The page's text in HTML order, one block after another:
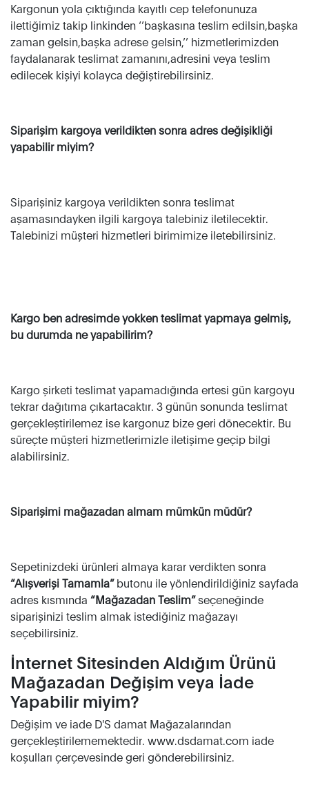
Kargonun yola çıktığında kayıtlı cep telefonunuza
ilettiğimiz takip linkinden ‘’başkasına teslim edilsin,başka
zaman gelsin,başka adrese gelsin,’’ hizmetlerimizden
faydalanarak teslimat zamanını,adresini veya teslim
edilecek kişiyi kolayca değiştirebilirsiniz.
Siparişim kargoya verildikten sonra adres değişikliği
yapabilir miyim?
Siparişiniz kargoya verildikten sonra teslimat
aşamasındayken ilgili kargoya talebiniz iletilecektir.
Talebinizi müşteri hizmetleri birimimize iletebilirsiniz.
Kargo ben adresimde yokken teslimat yapmaya gelmiş,
bu durumda ne yapabilirim?
Kargo şirketi teslimat yapamadığında ertesi gün kargoyu
tekrar dağıtıma çıkartacaktır. 3 günün sonunda teslimat
gerçekleştirilemez ise kargonuz bize geri dönecektir. Bu
süreçte müşteri hizmetlerimizle iletişime geçip bilgi
alabilirsiniz.
Siparişimi mağazadan almam mümkün müdür?
Sepetinizdeki ürünleri almaya karar verdikten sonra
“Alışverişi Tamamla”butonu ile yönlendirildiğiniz sayfada
adres kısmında “Mağazadan Teslim”seçeneğinde
siparişinizi teslim almak istediğiniz mağazayı
seçebilirsiniz.
İnternet Sitesinden Aldığım Ürünü
Mağazadan Değişim veya İade
Yapabilir miyim?
Değişim ve iade D'S damat Mağazalarından
gerçekleştirilememektedir. www.dsdamat.com iade
koşulları çerçevesinde geri gönderebilirsiniz.